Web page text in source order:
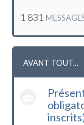
1 831
AVANT TOUT...